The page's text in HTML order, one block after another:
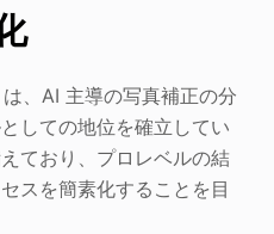
は、AI 主導の写真補正の分
しての地位を確立してい
ており、プロレベルの結
スを簡素化することを目